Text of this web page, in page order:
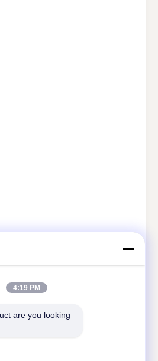
4:19 PM
are you looking